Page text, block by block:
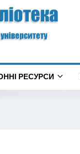
РЕСУРСИ